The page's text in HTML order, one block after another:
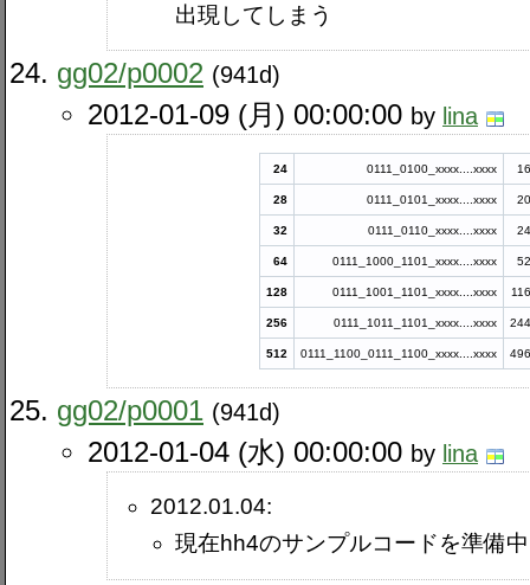
出現してしまう
gg02​/p0002 (941d)
2012-01-09 (月) 00:00:00 by lina
24 0111_0100_xxxx....xxxx 16
28 0111_0101_xxxx....xxxx 20
32 0111_0110_xxxx....xxxx 24
64 0111_1000_1101_xxxx....xxxx 52
128 0111_1001_1101_xxxx....xxxx 116
256 0111_1011_1101_xxxx....xxxx 244
512 0111_1100_0111_1100_xxxx....xxxx 496
gg02​/p0001 (941d)
2012-01-04 (水) 00:00:00 by lina
2012.01.04:
現在hh4のサンプルコードを準備